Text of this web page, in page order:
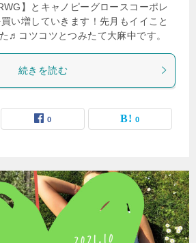
】とキャノピーグロースコーポレ
い増していきます！先月もイイこと
♬コツコツとつみたて大麻中です。
続きを読む
0 0